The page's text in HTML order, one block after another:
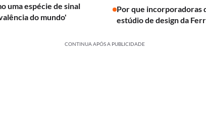
uma espécie de sinal
do mundo'
Por que incorporadoras
estúdio de design da
CONTINUA APÓS A PUBLICIDADE